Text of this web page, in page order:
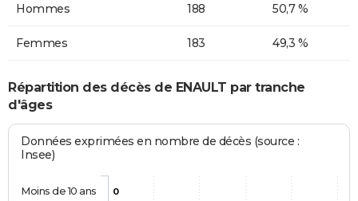
Hommes 188 50,7 %
Femmes 183 49,3 %
Répartition des décès de ENAULT par tranche
d'âges
Données exprimées en nombre de décès (source :
Insee)
0
Moins de 10 ans